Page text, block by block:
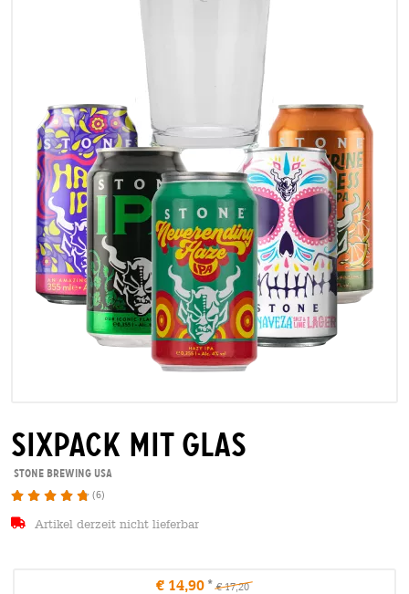
sixpack mit glas
Stone Brewing USA
(6)
Artikel derzeit nicht lieferbar
€ 14,90 € 17,20